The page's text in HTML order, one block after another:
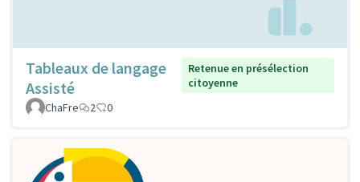
Tableaux de langage
Assisté
Retenue en présélection
citoyenne
ChaFre
2 0